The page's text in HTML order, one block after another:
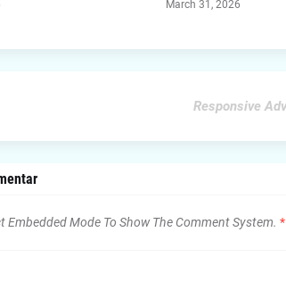
March 31, 2026
Responsive
Embedded Mode To Show The Comment System. *